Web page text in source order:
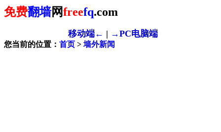
免费翻墙网freefq.com
移动端← | →PC电脑端
您当前的位置： 首页 > 墙外新闻